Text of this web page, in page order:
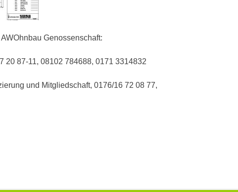
Genossenschaft:
20 87-11, 08102 784688, 0171 3314832
und Mitgliedschaft, 0176/16 72 08 77,